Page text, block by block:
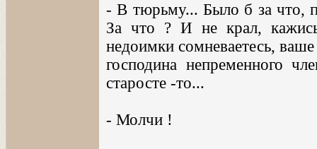
- В тюрьму... Было б за что,
За что ? И не крал,
недоимки сомневаетесь,
господина непременного
старосте -то...
- Молчи !